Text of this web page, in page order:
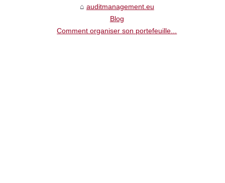
auditmanagement.eu
Blog
Comment organiser son portefeuille...